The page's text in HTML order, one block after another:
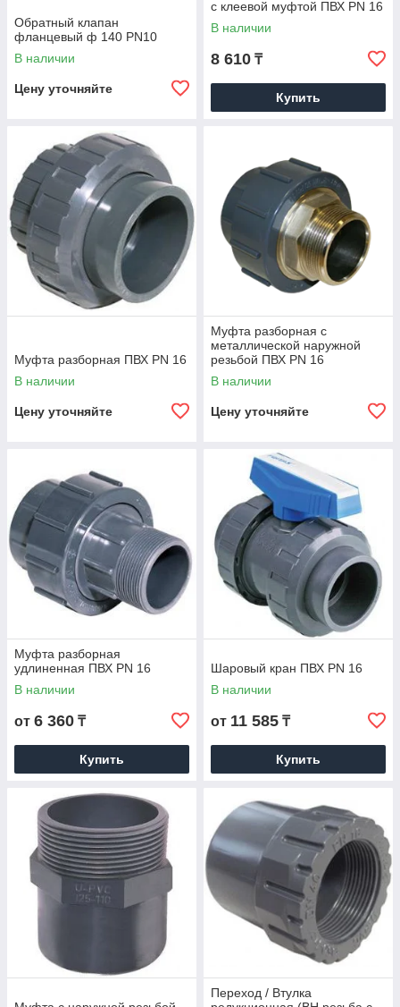
Обратный клапан
фланцевый ф 140 PN10
В наличии
Цену уточняйте
с клеевой муфтой ПВХ PN 16
В наличии
8 610 ₸
Купить
Муфта разборная ПВХ PN 16
В наличии
Цену уточняйте
Муфта разборная с
металлической наружной
резьбой ПВХ PN 16
В наличии
Цену уточняйте
Муфта разборная
удлиненная ПВХ PN 16
В наличии
от 6 360 ₸
Купить
Шаровый кран ПВХ PN 16
В наличии
от 11 585 ₸
Купить
Переход / Втулка